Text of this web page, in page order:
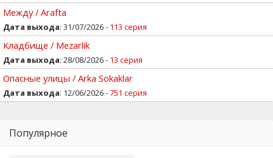
Между / Arafta
Дата выхода: 31/07/2026 - 113 серия
Кладбище / Mezarlik
Дата выхода: 28/08/2026 - 13 серия
Опасные улицы / Arka Sokaklar
Дата выхода: 12/06/2026 -751 серия
Популярное